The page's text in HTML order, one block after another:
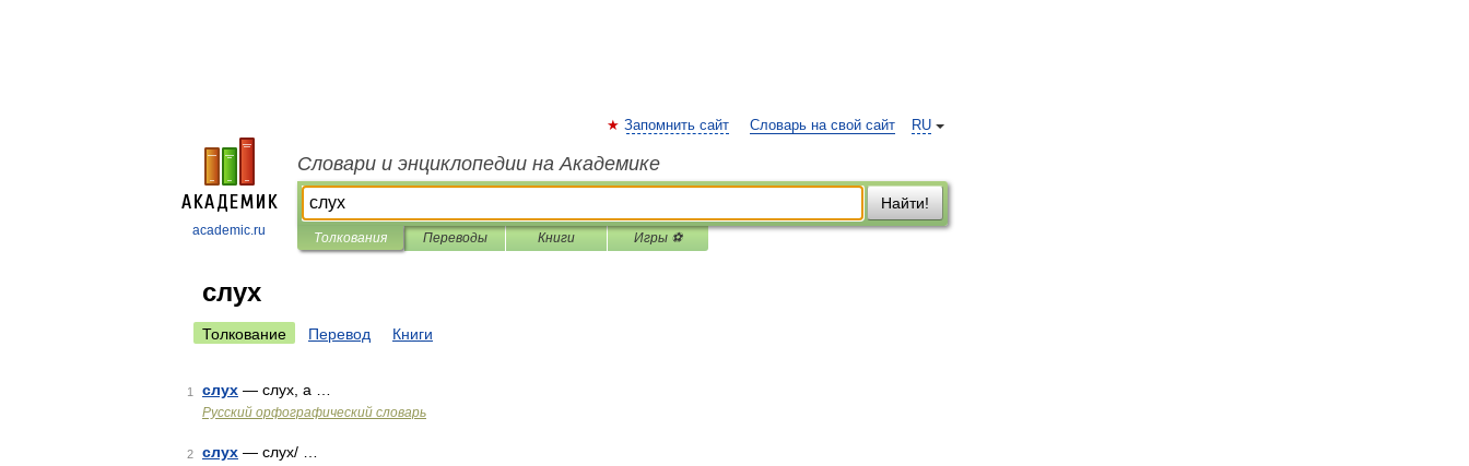
academic.ru
RU
Запомнить сайт Словарь на свой сайт
Словари и энциклопедии на Академике
Найти!
Толкования Переводы Книги Игры ⚽
слух
Толкование Перевод Книги
1 слух — слух, а …
Русский орфографический словарь
2 слух — слух/ …